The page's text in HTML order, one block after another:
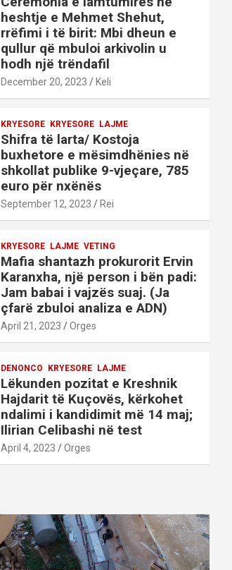
heshtje e Mehmet Shehut,
rrëfimi i të birit: Mbi dheun e
qullur që mbuloi arkivolin u
hodh një trëndafil
December 20, 2023 Keli
KRYESORE KRYESORE LAJME
Shifra të larta/ Kostoja
buxhetore e mësimdhënies në
shkollat publike 9-vjeçare, 785
euro për nxënës
September 12, 2023 Rei
KRYESORE LAJME VETING
Mafia shantazh prokurorit Ervin
Karanxha, një person i bën padi:
Jam babai i vajzës suaj. (Ja
çfarë zbuloi analiza e ADN)
April 21, 2023 Orges
DENONCO KRYESORE LAJME
Lëkunden pozitat e Kreshnik
Hajdarit të Kuçovës, kërkohet
ndalimi i kandidimit më 14 maj;
Ilirian Celibashi në test
April 4, 2023 Orges